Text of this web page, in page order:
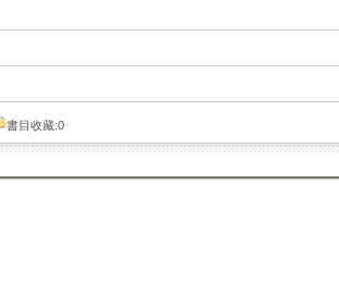
書目收藏:0